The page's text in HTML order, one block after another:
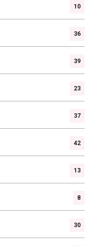
10
36
39
23
37
42
13
8
30